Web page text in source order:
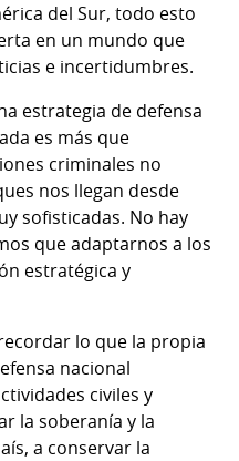
del Sur, todo esto
en un mundo que
e incertidumbres.
estrategia de defensa
es más que
criminales no
nos llegan desde
sofisticadas. No hay
que adaptarnos a los
estratégica y
lo que la propia
nacional
civiles y
la soberanía y la
a conservar la